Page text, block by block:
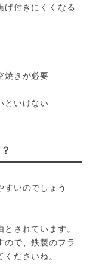
げ付きにくくなる
焼きが必要
といけない
いのでしょう
されています。
ので、鉄製のフラ
ださいね。